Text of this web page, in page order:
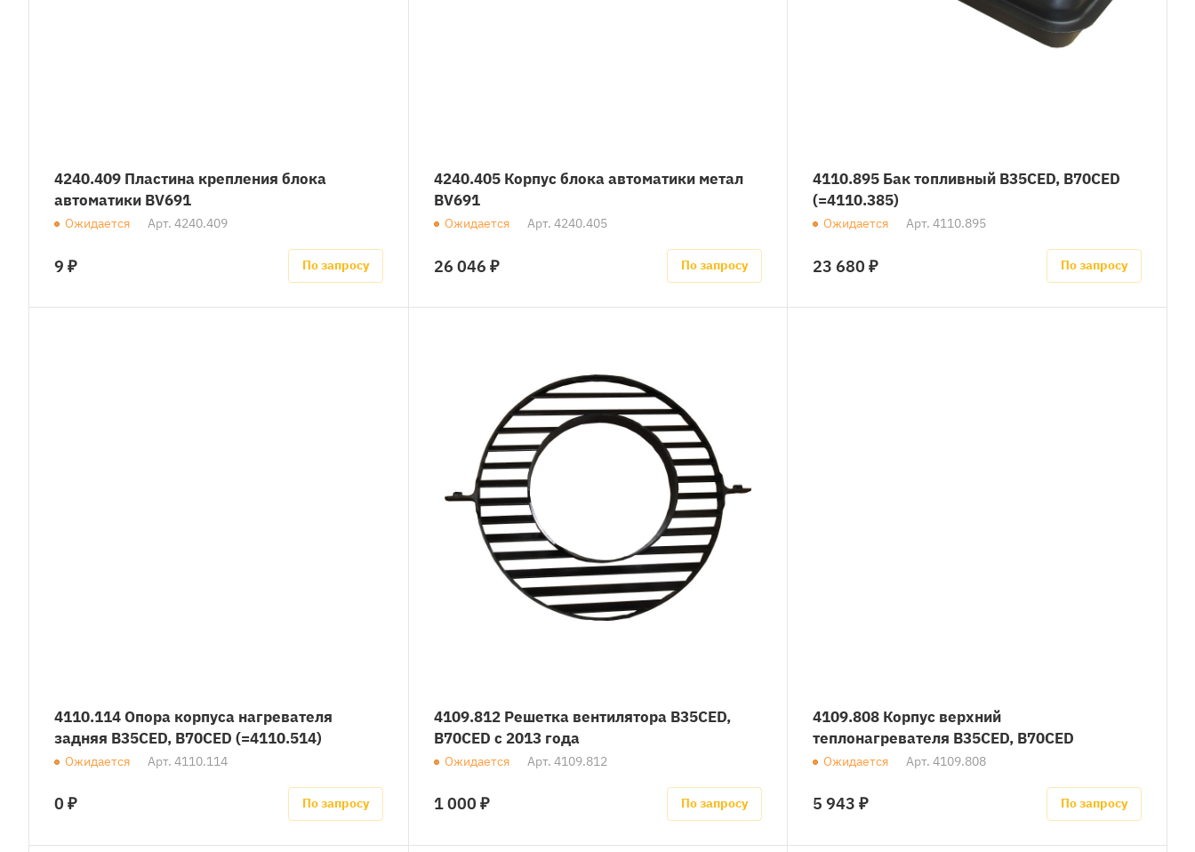
4240.409 Пластина крепления блока
автоматики BV691
Ожидается Арт. 4240.409
9 ₽ По запросу
4240.405 Корпус блока автоматики метал
BV691
Ожидается Арт. 4240.405
26 046 ₽ По запросу
4110.895 Бак топливный B35CED, B70CED
(=4110.385)
Ожидается Арт.4110.895
23 680 ₽ По запросу
4110.114 Опора корпуса нагревателя
задняя B35CED, B70CED (=4110.514)
Ожидается Арт. 4110.114
0 ₽ По запросу
4109.812 Решетка вентилятора B35CED,
B70CED с 2013 года
Ожидается Арт. 4109.812
1 000 ₽ По запросу
4109.808 Корпус верхний
теплонагревателя B35CED, B70CED
Ожидается Арт.4109.808
5 943 ₽ По запросу